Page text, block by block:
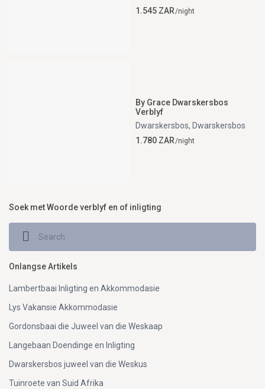
1.545 ZAR/night
By Grace Dwarskersbos
Verblyf
Dwarskersbos, Dwarskersbos
1.780 ZAR/night
Soek met Woorde verblyf en of inligting
Onlangse Artikels
Lambertbaai Inligting en Akkommodasie
Lys Vakansie Akkommodasie
Gordonsbaai die Juweel van die Weskaap
Langebaan Doendinge en Inligting
Dwarskersbos juweel van die Weskus
Tuinroete van Suid Afrika